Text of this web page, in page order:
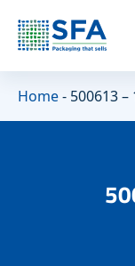
Home- 500613 –